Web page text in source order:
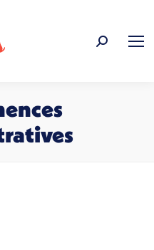
Recherche